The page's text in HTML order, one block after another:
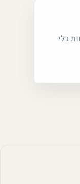
בלי